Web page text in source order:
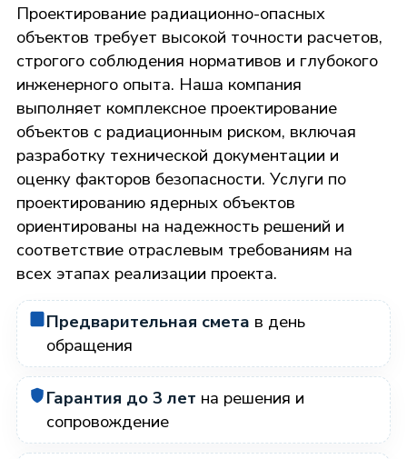
Проектирование радиационно-опасных
объектов требует высокой точности расчетов,
строгого соблюдения нормативов и глубокого
инженерного опыта. Наша компания
выполняет комплексное проектирование
объектов с радиационным риском, включая
разработку технической документации и
оценку факторов безопасности. Услуги по
проектированию ядерных объектов
ориентированы на надежность решений и
соответствие отраслевым требованиям на
всех этапах реализации проекта.
Предварительная смета в день
обращения
Гарантия до 3 лет на решения и
сопровождение